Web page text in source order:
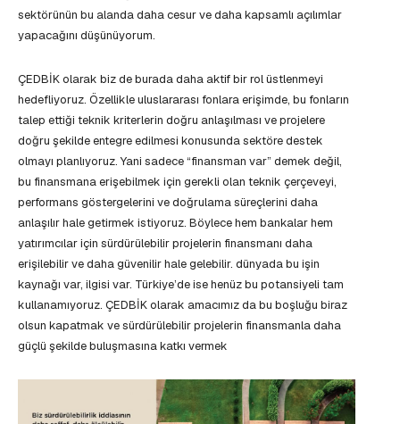
sektörünün bu alanda daha cesur ve daha kapsamlı açılımlar
yapacağını düşünüyorum.
ÇEDBİK olarak biz de burada daha aktif bir rol üstlenmeyi
hedefliyoruz. Özellikle uluslararası fonlara erişimde, bu fonların
talep ettiği teknik kriterlerin doğru anlaşılması ve projelere
doğru şekilde entegre edilmesi konusunda sektöre destek
olmayı planlıyoruz. Yani sadece “finansman var” demek değil,
bu finansmana erişebilmek için gerekli olan teknik çerçeveyi,
performans göstergelerini ve doğrulama süreçlerini daha
anlaşılır hale getirmek istiyoruz. Böylece hem bankalar hem
yatırımcılar için sürdürülebilir projelerin finansmanı daha
erişilebilir ve daha güvenilir hale gelebilir. dünyada bu işin
kaynağı var, ilgisi var. Türkiye’de ise henüz bu potansiyeli tam
kullanamıyoruz. ÇEDBİK olarak amacımız da bu boşluğu biraz
olsun kapatmak ve sürdürülebilir projelerin finansmanla daha
güçlü şekilde buluşmasına katkı vermek